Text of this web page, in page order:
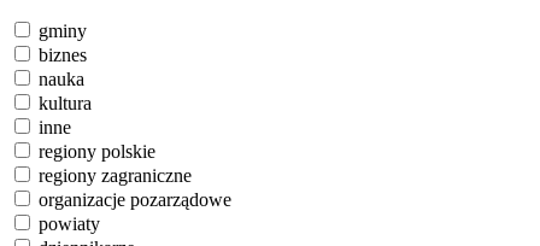
gminy
biznes
nauka
kultura
inne
regiony polskie
regiony zagraniczne
organizacje pozarządowe
powiaty